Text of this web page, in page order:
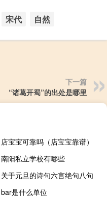
宋代 自然
下一篇
“诸葛开蜀”的出处是哪里
店宝宝可靠吗（店宝宝靠谱）
南阳私立学校有哪些
关于元旦的诗句六言绝句八句
bar是什么单位